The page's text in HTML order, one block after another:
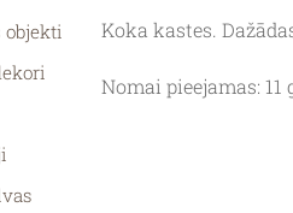
Koka kastes.
Nomai pieejamas: 11